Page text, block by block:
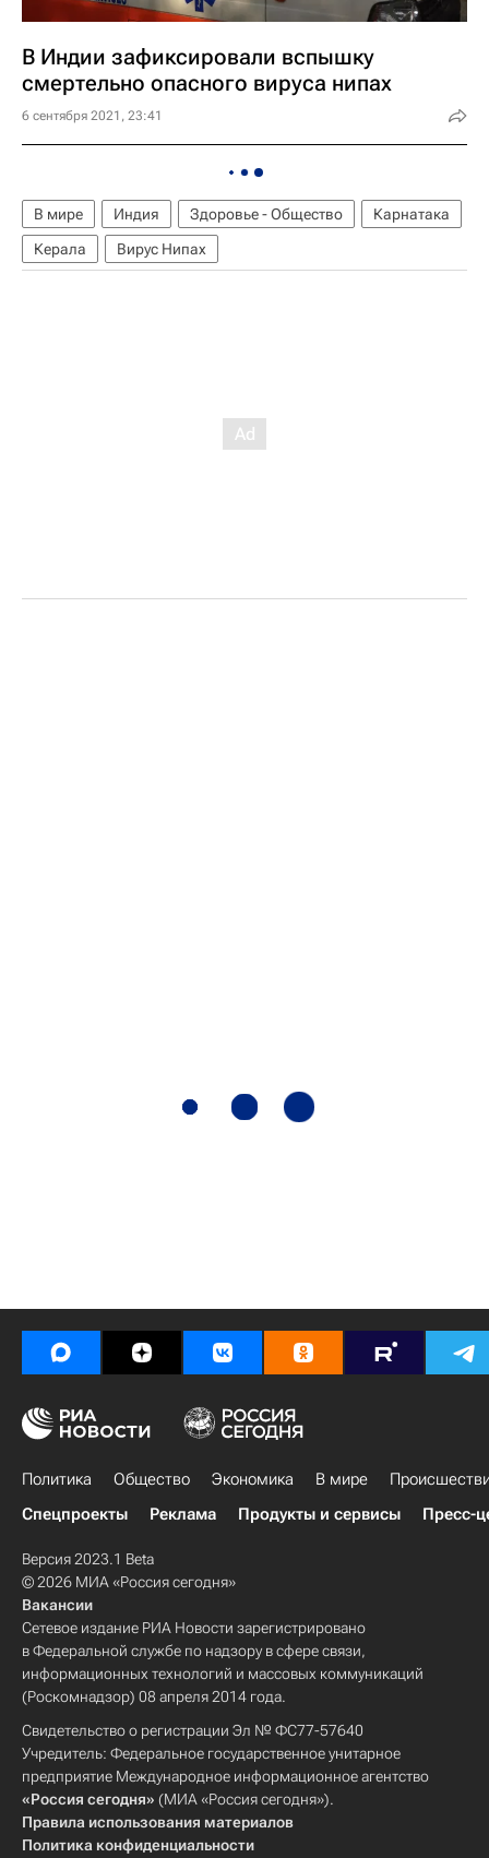
В Индии зафиксировали вспышку
смертельно опасного вируса нипах
6 сентября 2021, 23:41
В мире Индия Здоровье - Общество
Карнатака
Керала
Вирус Нипах
Политика Общество Экономика В мире
Спецпроекты
Реклама Продукты и сервисы Пресс-
Версия 2023.1 Beta
© 2026 МИА «Россия сегодня»
Вакансии
Сетевое издание РИА Новости зарегистрировано
в Федеральной службе по надзору в сфере связи,
информационных технологий и массовых коммуникаций
(Роскомнадзор) 08 апреля 2014 года.
Свидетельство о регистрации Эл № ФС77-57640
Учредитель: Федеральное государственное унитарное
предприятие Международное информационное агентство
«Россия сегодня» (МИА «Россия сегодня»).
Правила использования материалов
Политика конфиденциальности